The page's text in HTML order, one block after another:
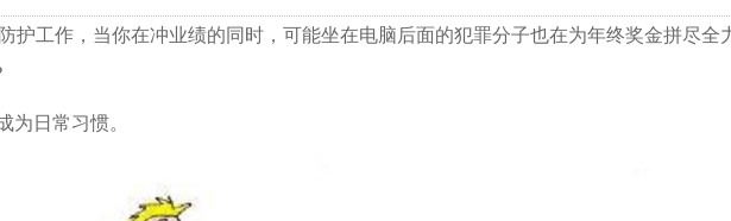
工作，当你在冲业绩的同时，可能坐在电脑后面的犯罪分子也在为年终奖金拼尽全
为日常习惯。